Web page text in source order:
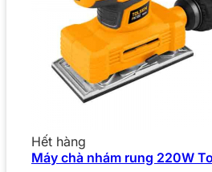
Hết hàng
Máy chà nhám rung 220W